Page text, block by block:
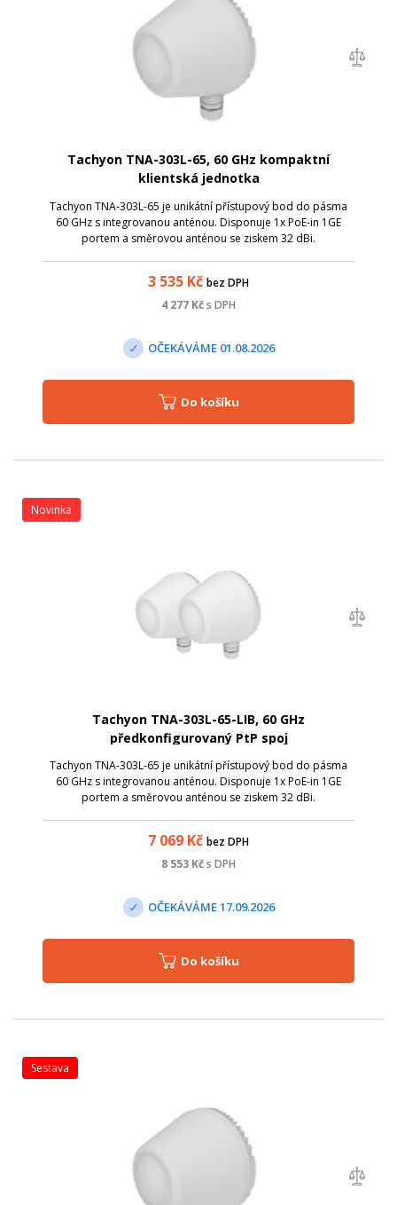
Tachyon TNA-303L-65, 60 GHz kompaktní
klientská jednotka
Tachyon TNA-303L-65 je unikátní přístupový bod do pásma
60 GHz s integrovanou anténou. Disponuje 1x PoE-in 1GE
portem a směrovou anténou se ziskem 32 dBi.
3 535 Kč bez DPH
4 277 Kčs DPH
OČEKÁVÁME 01.08.2026
Do košíku
Tachyon TNA-303L-65-LIB, 60 GHz
předkonfigurovaný PtP spoj
Tachyon TNA-303L-65 je unikátní přístupový bod do pásma
60 GHz s integrovanou anténou. Disponuje 1x PoE-in 1GE
portem a směrovou anténou se ziskem 32 dBi.
7 069 Kč bez DPH
8 553 Kčs DPH
Novinka
OČEKÁVÁME 17.09.2026
Do košíku
sestava